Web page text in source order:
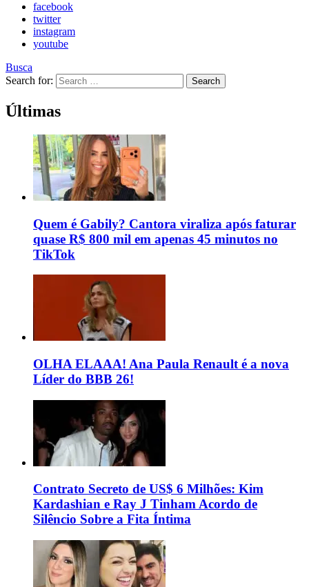
facebook
twitter
instagram
youtube
Busca
Search for:
Search
Últimas
Quem é Gabily? Cantora viraliza após faturar
quase R$ 800 mil em apenas 45 minutos no
TikTok
OLHA ELAAA! Ana Paula Renault é a nova
Líder do BBB 26!
Contrato Secreto de US$ 6 Milhões: Kim
Kardashian e Ray J Tinham Acordo de
Silêncio Sobre a Fita Íntima